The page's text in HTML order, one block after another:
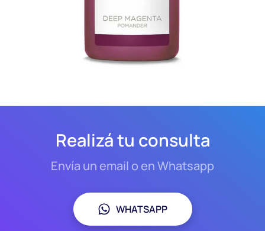
Realizá tu consulta
Envía un email o en Whatsapp
WHATSAPP